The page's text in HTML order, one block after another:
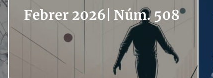
Febrer 2026 Núm. 508